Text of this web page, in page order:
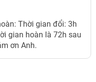
Thời gian đổi: 3h
gian hoàn là 72h sau
ơn Anh.